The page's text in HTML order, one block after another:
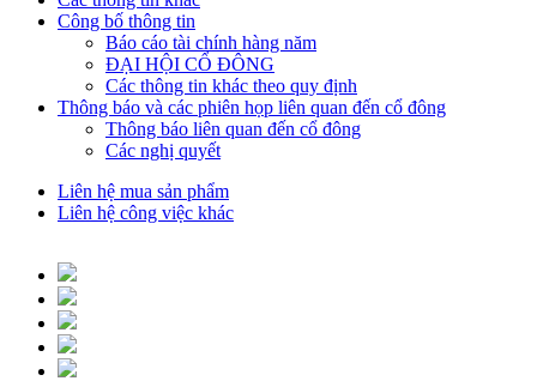
Công bố thông tin
Báo cáo tài chính hàng năm
ĐẠI HỘI CỔ ĐÔNG
Các thông tin khác theo quy định
Thông báo và các phiên họp liên quan đến cổ đông
Thông báo liên quan đến cổ đông
Các nghị quyết
Liên hệ mua sản phẩm
Liên hệ công việc khác